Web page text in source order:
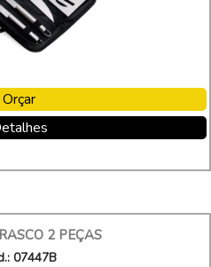
Orçar
2 PEÇAS
07447B